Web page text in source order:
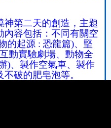
神第二天的創造，主題
內容包括：不同有關空
的起源 : 恐龍篇)、堅
動實驗劇場、動物全
)、製作空氣車、製作
破的肥皂泡等。